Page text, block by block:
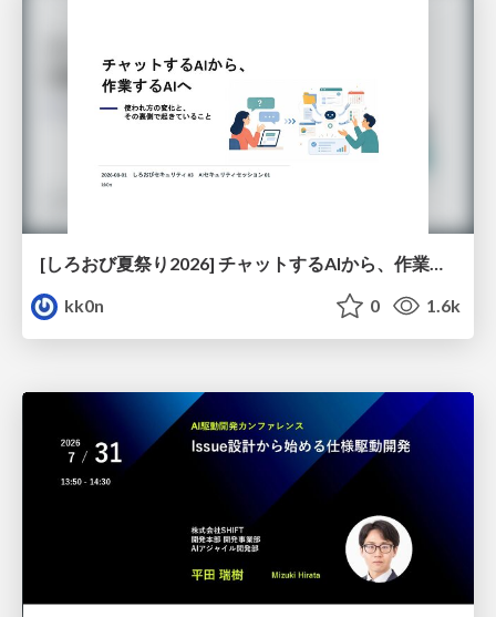
[しろおび夏祭り2026] チャットするAIから、作業するAIへ - 使われ方の変化と、その裏側で起きていること
kk0n
0 1.6k